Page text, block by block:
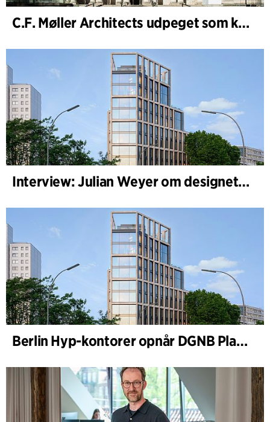
C.F. Møller Architects udpeget som konceptarkitekt for udviklingen af National Museum Cardiff
Interview: Julian Weyer om designet af B-One
Berlin Hyp-kontorer opnår DGNB Platin og Diamant for klimavenlig arkitektur i høj kvalitet